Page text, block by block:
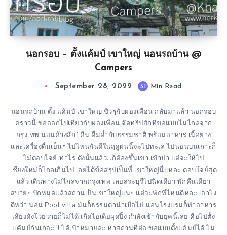
นอกรอบ – ตั้งแค้มป์ เขาใหญ่ นอนรถบ้าน @
Campers
September 28, 2022 31 Min Read
นอนรถบ้าน ตั้ง แค้มป์ เขาใหญ่ ชิวๆกับผองเพื่อน กลับมาแล้ว นอกรอบ
คราวนี้ ขอออกไปเที่ยวกับผองเพื่อน จัดทริปสักที่ขอแบบไม่ไกลจาก
กรุงเทพ นอนค้างสัก1คืน ดื่มด่ำกับธรรมชาติ พร้อมอาหาร เนื้อย่าง
และเครื่องดื่มเย็นๆ ไปไหนกันดีในฤดูฝนนี้จะไปทะเล ไปนอนบนเกาะก็
ไม่ตอบโจย์เท่าไร ดังนั้นแล้ว…ก็ต้องขึ้นเขา เข้าป่า แต่จะให้ไป
เชียงใหม่ก็ไกลเกินไป เลยได้ข้อสรุปเป็นที่ เขาใหญ่นี่แหละ ตอบโจย์สุด
แล้ว เดินทางไม่ไกลจากกรุงเทพ เลยสระบุรีไปนิดเดียว พักคืนเดียว
สบายๆ ปักหมุดแล้วสถานเป็นเขาใหญ่แน่ๆ แต่จะพักที่ไหนดีหละ เอาไง
ดีหว่า นอน Pool villa มันก็ธรรมดาน่าเบื่อไป นอนโรงแรมก็ทำอาหาร
เสียงดังโวยวายก็ไม่ได้ เกิดไอเดียผุดปิ้ง กำลังเข้ากับยุคนี้เลย คือไปตั้ง
แค้มป์กันเถอะ!!! ได้เป้าหมายละ หาสถานที่ต่อ ขอแบบตั้งแค้มป์ได้ ไม่